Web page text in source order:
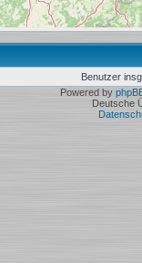
Benutzer
Powered by
Deutsche